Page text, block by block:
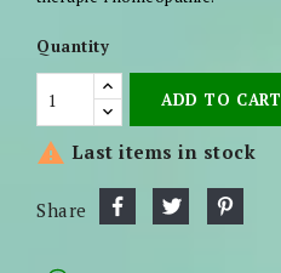
Quantity
ADD TO CART
 Last items in stock
Share